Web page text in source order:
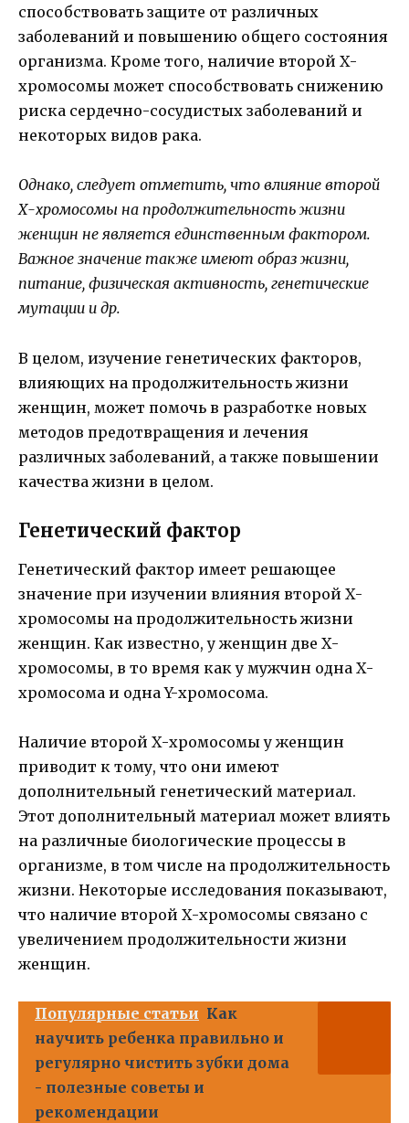
способствовать защите от различных
заболеваний и повышению общего состояния
организма. Кроме того, наличие второй Х-
хромосомы может способствовать снижению
риска сердечно-сосудистых заболеваний и
некоторых видов рака.
Однако, следует отметить, что влияние второй
Х-хромосомы на продолжительность жизни
женщин не является единственным фактором.
Важное значение также имеют образ жизни,
питание, физическая активность, генетические
мутации и др.
В целом, изучение генетических факторов,
влияющих на продолжительность жизни
женщин, может помочь в разработке новых
методов предотвращения и лечения
различных заболеваний, а также повышении
качества жизни в целом.
Генетический фактор
Генетический фактор имеет решающее
значение при изучении влияния второй Х-
хромосомы на продолжительность жизни
женщин. Как известно, у женщин две Х-
хромосомы, в то время как у мужчин одна Х-
хромосома и одна Y-хромосома.
Наличие второй Х-хромосомы у женщин
приводит к тому, что они имеют
дополнительный генетический материал.
Этот дополнительный материал может влиять
на различные биологические процессы в
организме, в том числе на продолжительность
жизни. Некоторые исследования показывают,
что наличие второй Х-хромосомы связано с
увеличением продолжительности жизни
женщин.
Популярные статьи Как
научить ребенка правильно и
регулярно чистить зубки дома
- полезные советы и
рекомендации